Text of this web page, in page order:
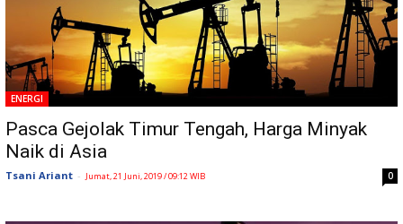
ENERGI
Pasca Gejolak Timur Tengah, Harga Minyak
Naik di Asia
Tsani Ariant - Jumat, 21 Juni, 2019 / 09:12 WIB 0